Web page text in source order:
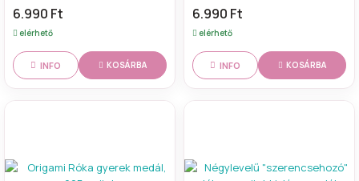
6.990 Ft
elérhető
INFO KOSÁRBA
6.990 Ft
elérhető
INFO KOSÁRBA